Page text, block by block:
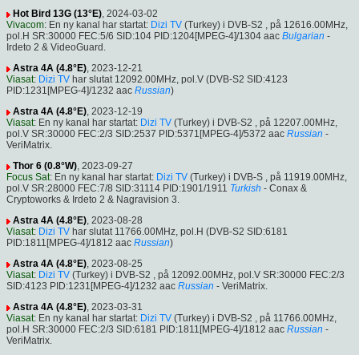
Hot Bird 13G (13°E), 2024-03-02
Vivacom: En ny kanal har startat: Dizi TV (Turkey) i DVB-S2 , på 12616.00MHz,
pol.H SR:30000 FEC:5/6 SID:104 PID:1204[MPEG-4]/1304 aac Bulgarian -
Irdeto 2 & VideoGuard.
Astra 4A (4.8°E), 2023-12-21
Viasat: Dizi TV har slutat 12092.00MHz, pol.V (DVB-S2 SID:4123
PID:1231[MPEG-4]/1232 aac Russian)
Astra 4A (4.8°E), 2023-12-19
Viasat: En ny kanal har startat: Dizi TV (Turkey) i DVB-S2 , på 12207.00MHz,
pol.V SR:30000 FEC:2/3 SID:2537 PID:5371[MPEG-4]/5372 aac Russian -
VeriMatrix.
Thor 6 (0.8°W), 2023-09-27
Focus Sat: En ny kanal har startat: Dizi TV (Turkey) i DVB-S , på 11919.00MHz,
pol.V SR:28000 FEC:7/8 SID:31114 PID:1901/1911 Turkish - Conax &
Cryptoworks & Irdeto 2 & Nagravision 3.
Astra 4A (4.8°E), 2023-08-28
Viasat: Dizi TV har slutat 11766.00MHz, pol.H (DVB-S2 SID:6181
PID:1811[MPEG-4]/1812 aac Russian)
Astra 4A (4.8°E), 2023-08-25
Viasat: Dizi TV (Turkey) i DVB-S2 , på 12092.00MHz, pol.V SR:30000 FEC:2/3
SID:4123 PID:1231[MPEG-4]/1232 aac Russian - VeriMatrix.
Astra 4A (4.8°E), 2023-03-31
Viasat: En ny kanal har startat: Dizi TV (Turkey) i DVB-S2 , på 11766.00MHz,
pol.H SR:30000 FEC:2/3 SID:6181 PID:1811[MPEG-4]/1812 aac Russian -
VeriMatrix.